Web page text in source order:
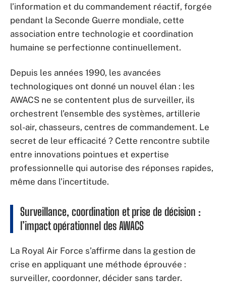
l’information et du commandement réactif, forgée
pendant la Seconde Guerre mondiale, cette
association entre technologie et coordination
humaine se perfectionne continuellement.
Depuis les années 1990, les avancées
technologiques ont donné un nouvel élan : les
AWACS ne se contentent plus de surveiller, ils
orchestrent l’ensemble des systèmes, artillerie
sol-air, chasseurs, centres de commandement. Le
secret de leur efficacité ? Cette rencontre subtile
entre innovations pointues et expertise
professionnelle qui autorise des réponses rapides,
même dans l’incertitude.
Surveillance, coordination et prise de décision :
l’impact opérationnel des AWACS
La Royal Air Force s’affirme dans la gestion de
crise en appliquant une méthode éprouvée :
surveiller, coordonner, décider sans tarder.